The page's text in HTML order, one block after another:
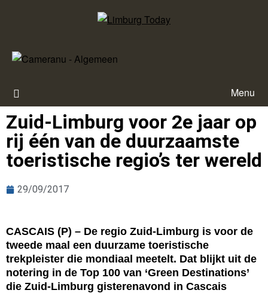
Menu
Zuid-Limburg voor 2e jaar op
rij één van de duurzaamste
toeristische regio’s ter wereld
29/09/2017
CASCAIS (P) – De regio Zuid-Limburg is voor de
tweede maal een duurzame toeristische
trekpleister die mondiaal meetelt. Dat blijkt uit de
notering in de Top 100 van ‘Green Destinations’
die Zuid-Limburg gisterenavond in Cascais